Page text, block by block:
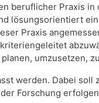
beruflicher Praxis in
lösungsorientiert
Praxis
umzusetzen,
werden. Dabei soll
Forschung